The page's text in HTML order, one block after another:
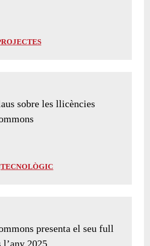
sobre les llicències
TECNOLÒGIC
presenta el seu full
2025